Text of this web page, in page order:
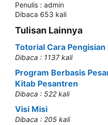
Penulis : admin
Dibaca 653 kali
Tulisan Lainnya
Totorial Cara Pengisian
Dibaca : 1137 kali
Program Berbasis
Kitab Pesantren
Dibaca : 522 kali
Visi Misi
Dibaca : 205 kali